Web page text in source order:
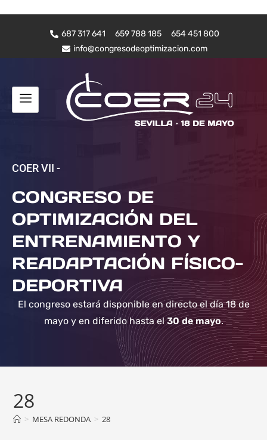
687 317 641 659 788 185
654 451 800
info@congresodeoptimizacion.com
COER VII -
CONGRESO DE
OPTIMIZACIÓN DEL
ENTRENAMIENTO Y
READAPTACIÓN FÍSICO-
DEPORTIVA
El congreso estará disponible en directo el día 18 de
mayo y en diferido hasta el30 de mayo.
28
> MESA REDONDA > 28